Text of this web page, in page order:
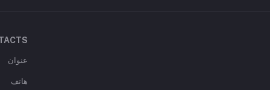
عنوان
هاتف